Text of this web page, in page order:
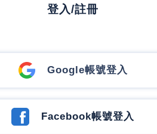
獨樹一格的 46% 靈魂濃度，
好的那股醇厚風味，是行家品
宅邸「唐寧街 10 號」的餐桌
，散發太妃糖奶油香氣，融合
火焦香苦甜感。「格蘭花格經
尾韻長且平順，帶有雪莉標誌性
登入/註冊
Google帳號登入
Facebook帳號登入